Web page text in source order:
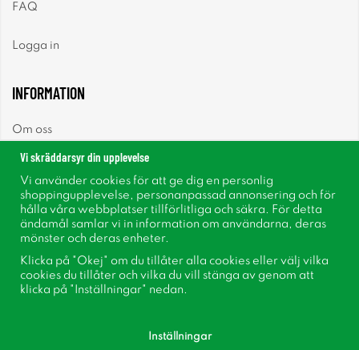
FAQ
Logga in
INFORMATION
Om oss
Nyhetsbrev
Om cookies
Inspiration
Vi skräddarsyr din upplevelse
Vi använder cookies för att ge dig en personlig
shoppingupplevelse, personanpassad annonsering och för
hålla våra webbplatser tillförlitliga och säkra. För detta
ändamål samlar vi in information om användarna, deras
mönster och deras enheter.
Klicka på "Okej" om du tillåter alla cookies eller välj vilka
cookies du tillåter och vilka du vill stänga av genom att
klicka på "Inställningar" nedan.
Inställningar